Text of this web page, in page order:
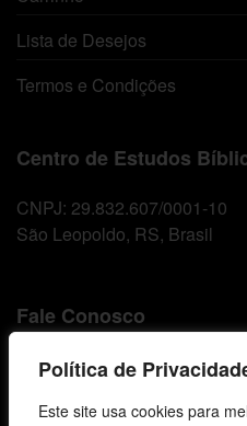
Política de
Este site usa cookies para
Lista de Desejos
Termos e Condições
Centro de Estudos
CNPJ: 29.832.607/0001-10
São Leopoldo, RS, Brasil
Fale Conosco
E-mails
comunicacao@cebi.org.br